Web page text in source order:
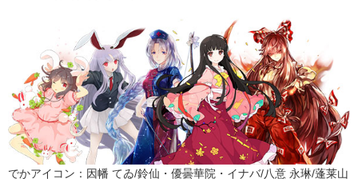
でかアイコン：因幡 てゐ/鈴仙・優曇華院・イナバ/八意 永琳/蓬莱山